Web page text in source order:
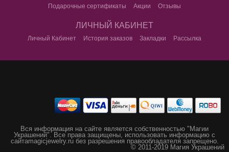
Подарочные сертификаты Акции Отзывы
ЛИЧНЫЙ КАБИНЕТ
Личный Кабинет История заказов Закладки Рассылка
Вся информация на сайте является собственностью "Магии
Украшений". Все права защищены, использовать информацию с
сайтаmagicjewelry.ru без разрешения правообладателя запрещено.
© 2011-2019 Магия Украшений